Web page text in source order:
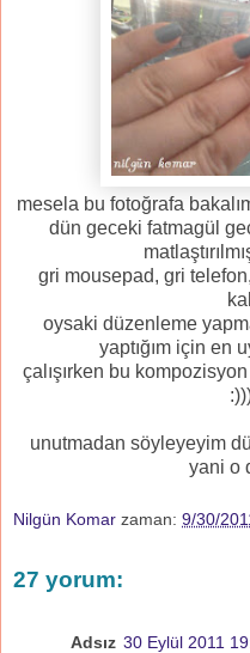
mesela bu fotoğrafa
dün geceki fatmagül
gri mousepad, gri
oysaki düzenleme
yaptığım için en
çalışırken bu
unutmadan söyleyeyim
yani o
Nilgün Komar zaman: 9/30/
27 yorum:
Adsız 30 Eylül 2011